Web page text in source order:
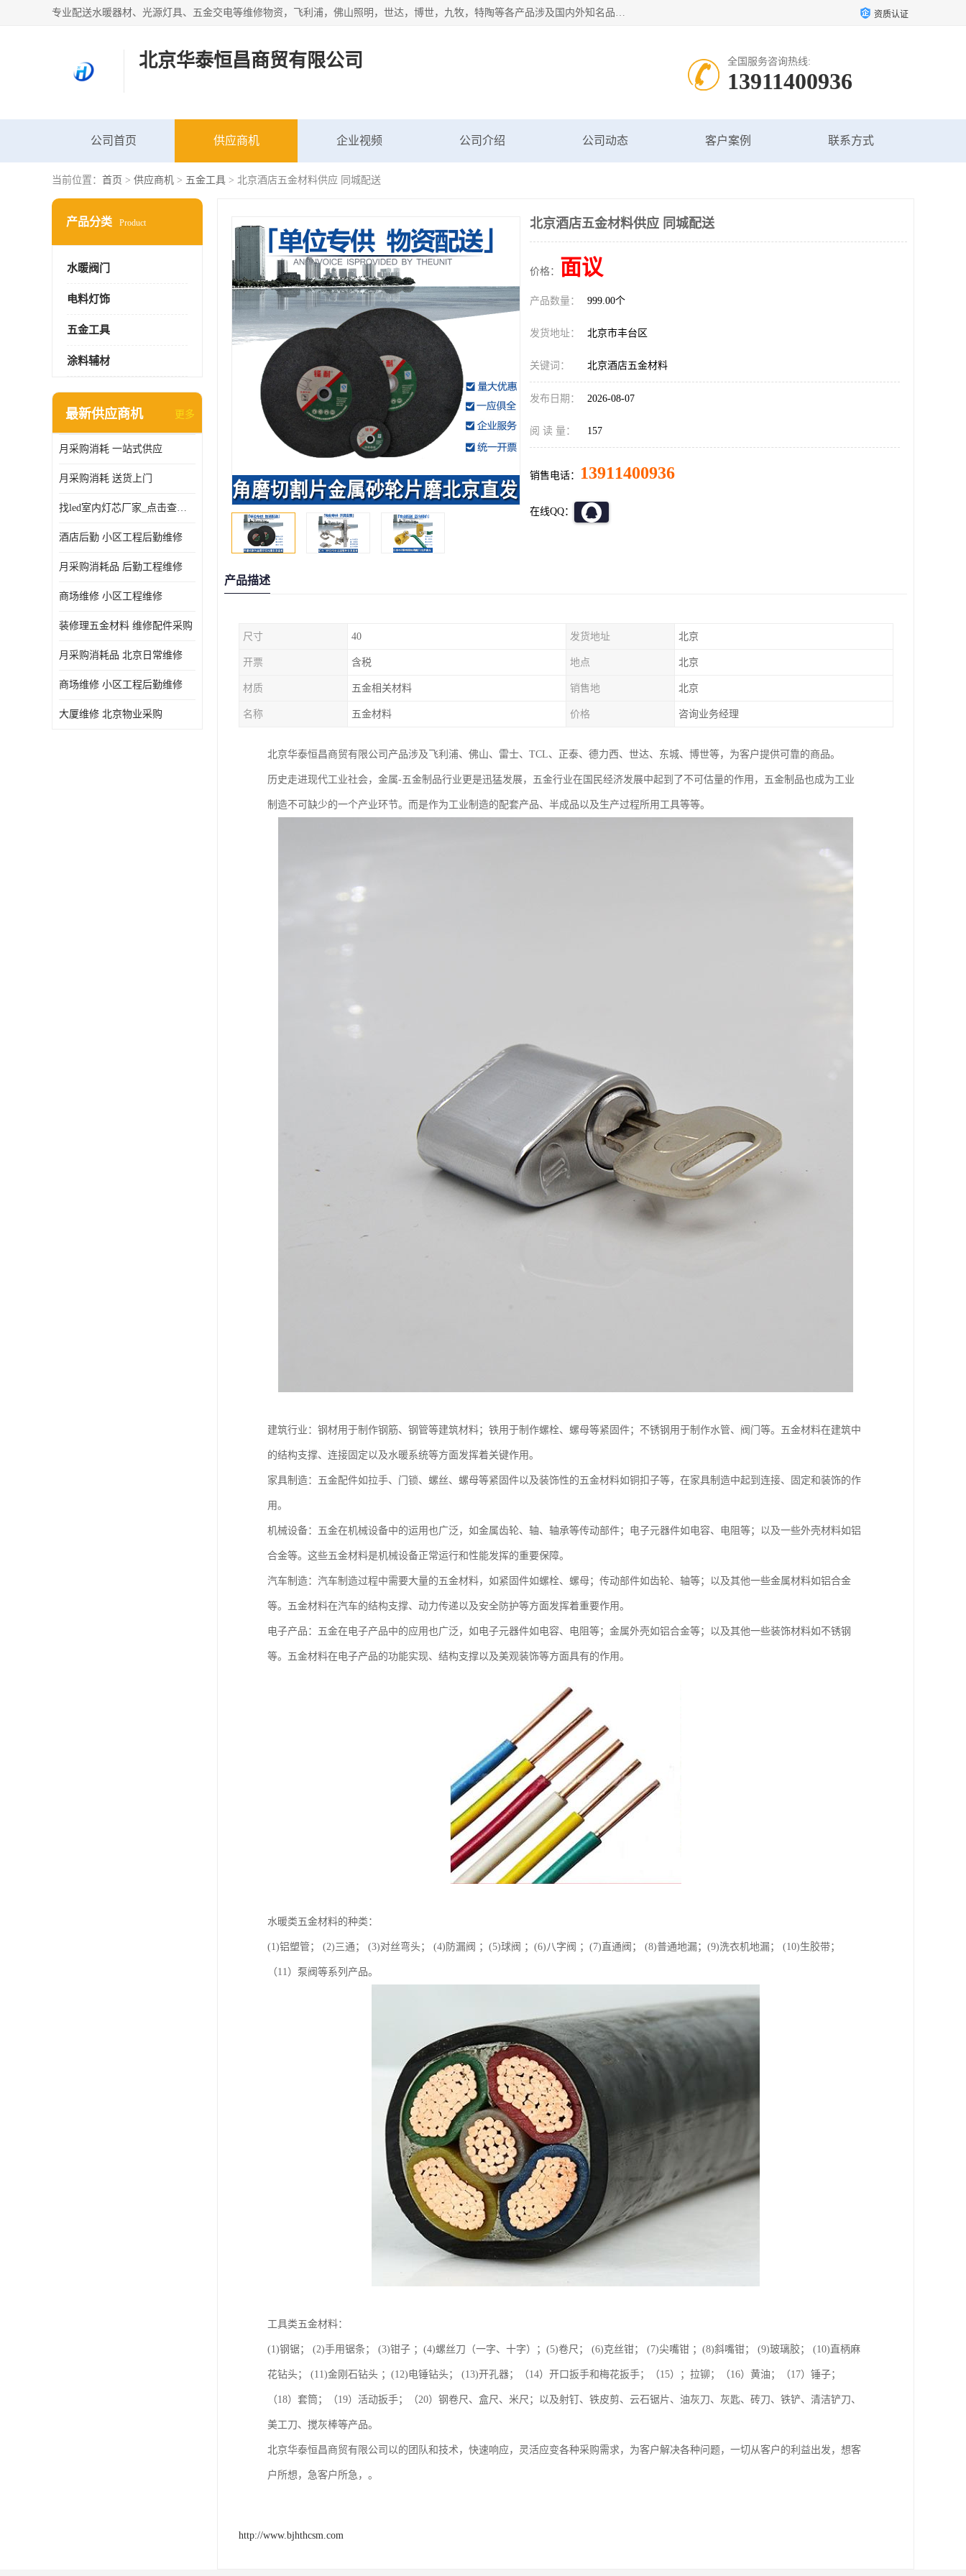
专业配送水暖器材、光源灯具、五金交电等维修物资，飞利浦，佛山照明，世达，博世，九牧，特陶等各产品涉及国内外知名品牌。公司专注与物业、学校、酒店、工厂等单位合作，提供一站式配送服务，降低客户综合成本。依托电子商务改变传统模式，以专业的团队为客户提供24H物资配送到达，货到月结、统一开票，便捷退换等服务，提高了企业的运营效率。 资质认证
北京华泰恒昌商贸有限公司 全国服务咨询热线:
13911400936
公司首页 供应商机 企业视频 公司介绍 公司动态 客户案例 联系方式
当前位置： 首页 > 供应商机 > 五金工具 > 北京酒店五金材料供应 同城配送
产品分类 Product
水暖阀门
电料灯饰
五金工具
涂料辅材
最新供应商机 更多
月采购消耗 一站式供应
月采购消耗 送货上门
找led室内灯芯厂家_点击查看更多
酒店后勤 小区工程后勤维修
月采购消耗品 后勤工程维修
商场维修 小区工程维修
装修理五金材料 维修配件采购
月采购消耗品 北京日常维修
商场维修 小区工程后勤维修
大厦维修 北京物业采购
北京酒店五金材料供应 同城配送
价格： 面议
产品数量： 999.00个
发货地址： 北京市丰台区
关键词： 北京酒店五金材料
发布日期： 2026-08-07
阅 读 量： 157
销售电话： 13911400936
在线QQ：
产品描述
尺寸 40 发货地址 北京
开票 含税 地点 北京
材质 五金相关材料 销售地 北京
名称 五金材料 价格 咨询业务经理
北京华泰恒昌商贸有限公司产品涉及飞利浦、佛山、雷士、TCL、正泰、德力西、世达、东城、博世等，为客户提供可靠的商品。
历史走进现代工业社会，金属-五金制品行业更是迅猛发展，五金行业在国民经济发展中起到了不可估量的作用，五金制品也成为工业
制造不可缺少的一个产业环节。而是作为工业制造的配套产品、半成品以及生产过程所用工具等等。
建筑行业：钢材用于制作钢筋、钢管等建筑材料；铁用于制作螺栓、螺母等紧固件；不锈钢用于制作水管、阀门等。五金材料在建筑中
的结构支撑、连接固定以及水暖系统等方面发挥着关键作用。
家具制造：五金配件如拉手、门锁、螺丝、螺母等紧固件以及装饰性的五金材料如铜扣子等，在家具制造中起到连接、固定和装饰的作
用。
机械设备：五金在机械设备中的运用也广泛，如金属齿轮、轴、轴承等传动部件；电子元器件如电容、电阻等；以及一些外壳材料如铝
合金等。这些五金材料是机械设备正常运行和性能发挥的重要保障。
汽车制造：汽车制造过程中需要大量的五金材料，如紧固件如螺栓、螺母；传动部件如齿轮、轴等；以及其他一些金属材料如铝合金
等。五金材料在汽车的结构支撑、动力传递以及安全防护等方面发挥着重要作用。
电子产品：五金在电子产品中的应用也广泛，如电子元器件如电容、电阻等；金属外壳如铝合金等；以及其他一些装饰材料如不锈钢
等。五金材料在电子产品的功能实现、结构支撑以及美观装饰等方面具有的作用。
水暖类五金材料的种类：
(1)铝塑管； (2)三通； (3)对丝弯头； (4)防漏阀 ；(5)球阀 ；(6)八字阀 ；(7)直通阀； (8)普通地漏；(9)洗衣机地漏； (10)生胶带；
（11）泵阀等系列产品。
工具类五金材料：
(1)钢锯； (2)手用锯条； (3)钳子 ；(4)螺丝刀（一字、十字）；(5)卷尺； (6)克丝钳； (7)尖嘴钳 ；(8)斜嘴钳； (9)玻璃胶； (10)直柄麻
花钻头； (11)金刚石钻头 ；(12)电锤钻头； (13)开孔器；（14）开口扳手和梅花扳手；（15）；拉铆；（16）黄油；（17）锤子；
（18）套筒；（19）活动扳手；（20）钢卷尺、盒尺、米尺；以及射钉、铁皮剪、云石锯片、油灰刀、灰匙、砖刀、铁铲、清洁铲刀、
美工刀、搅灰棒等产品。
北京华泰恒昌商贸有限公司以的团队和技术，快速响应，灵活应变各种采购需求，为客户解决各种问题，一切从客户的利益出发，想客
户所想，急客户所急，。
http://www.bjhthcsm.com